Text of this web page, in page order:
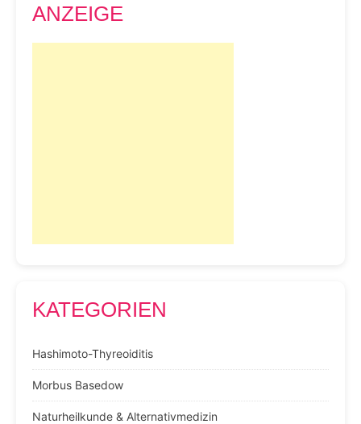
ANZEIGE
KATEGORIEN
Hashimoto-Thyreoiditis
Morbus Basedow
Naturheilkunde & Alternativmedizin